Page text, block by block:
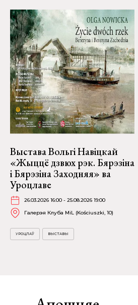
Выстава Вольгі Навіцкай
«Жыццё дзвюх рэк. Бярэзіна
і Бярэзіна Заходняя» ва
Уроцлаве
26.03.2026 16:00 - 25.08.2026 19:00
Галерэя Клуба MiL (Kościuszki, 10)
УРОЦЛАЎ ВЫСТАВЫ